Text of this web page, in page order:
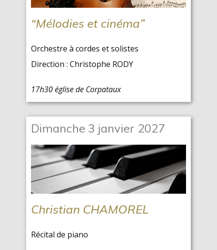
“Mélodies et cinéma”
Orchestre à cordes et solistes
Direction : Christophe RODY
17h30 église de Corpataux
Dimanche 3 janvier 2027
Christian CHAMOREL
Récital de piano